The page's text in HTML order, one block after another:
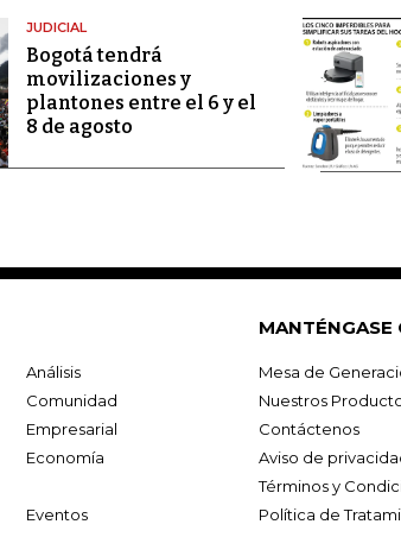
JUDICIAL
Bogotá tendrá
movilizaciones y
plantones entre el 6 y el
8 de agosto
Análisis
Comunidad
Empresarial
Economía
Eventos
MANTÉNGASE
Mesa de
Nuestros
Contáctenos
Aviso de
Términos y
Política de